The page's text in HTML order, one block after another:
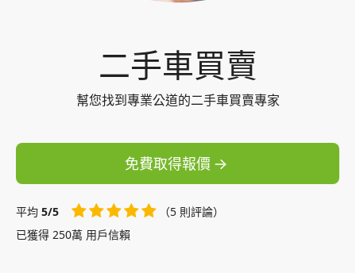
二手車買賣
幫您找到專業公道的二手車買賣專家
免費取得報價
平均 5/5
（5 則評論）
已獲得 250萬 用戶信賴